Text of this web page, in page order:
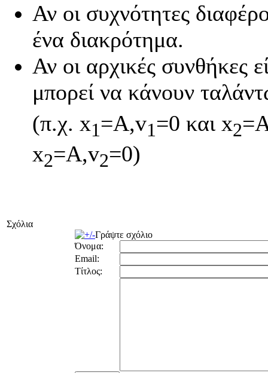
Αν οι συχνότητες
ένα διακρότημα.
Αν οι αρχικές συνθήκες
μπορεί να κάνουν
(π.χ. x1=A,v1=0 και x2
x2=A,v2=0)
Σχόλια
Γράψτε σχόλιο
Όνομα:
Email:
Τίτλος: